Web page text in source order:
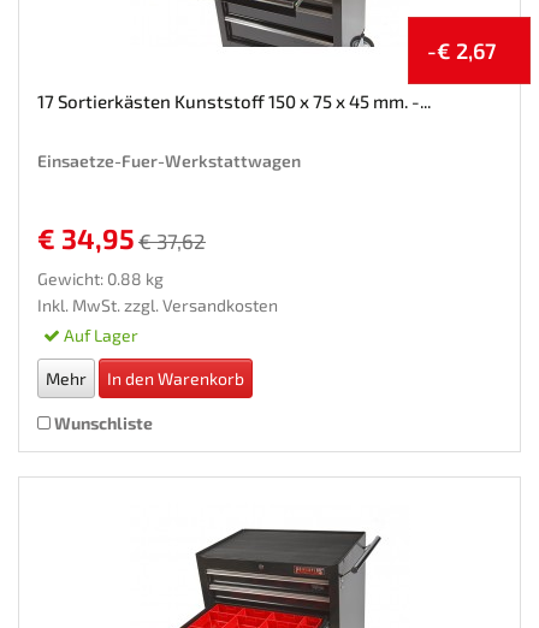
-€ 2,67
17 Sortierkästen Kunststoff 150 x 75 x 45 mm. -...
Einsaetze-Fuer-Werkstattwagen
€ 34,95 € 37,62
Gewicht: 0.88 kg
Inkl. MwSt. zzgl. Versandkosten
Auf Lager
Mehr In den Warenkorb
Wunschliste